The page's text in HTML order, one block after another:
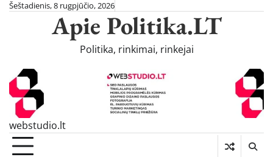
SkipŠeštadienis, 8 rugpjūčio, 2026
Apie Politika.LT
Politika, rinkimai, rinkejai
webstudio.lt